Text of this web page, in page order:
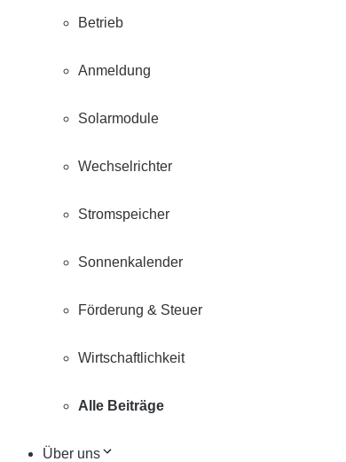
Betrieb
Anmeldung
Solarmodule
Wechselrichter
Stromspeicher
Sonnenkalender
Förderung & Steuer
Wirtschaftlichkeit
Alle Beiträge
Über uns